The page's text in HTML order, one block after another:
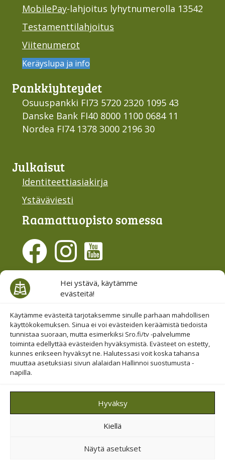
Hei ystävä, käytämme
evästeitä!
Käytämme evästeitä tarjotaksemme sinulle parhaan mahdollisen
käyttökokemuksen. Sinua ei voi evästeiden keräämistä tiedoista
tunnistaa suoraan, mutta esimerkiksi Sro.fi/tv -palvelumme
toiminta edellyttää evästeiden hyväksymistä. Evästeet on estetty,
kunnes erikseen hyväksyt ne. Halutessasi voit koska tahansa
muuttaa asetuksiasi sivun alalaidan Hallinnoi suostumusta -
napilla.
Hyväksy
Kiellä
Näytä asetukset
MobilePay-lahjoitus lyhytnumerolla 13542
Testamenttilahjoitus
Viitenumerot
Keräyslupa ja info
Pankki­yhteydet
Osuuspankki FI73 5720 2320 1095 43
Danske Bank FI40 8000 1100 0684 11
Nordea FI74 1378 3000 2196 30
Julkaisut
Identiteettiasiakirja
Ystäväviesti
Raamattu­opisto somessa
Evästesuostumus
Hallinnoi evästeitä
Etsi sivuiltamme
© 2019-2026 Suomen Raamattuopiston Säätiö
Saavutettavuus huomioitu
Tietosuojajaehdot